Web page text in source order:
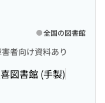
害者向け資料あり
図書館 (手製)
全国の図書館